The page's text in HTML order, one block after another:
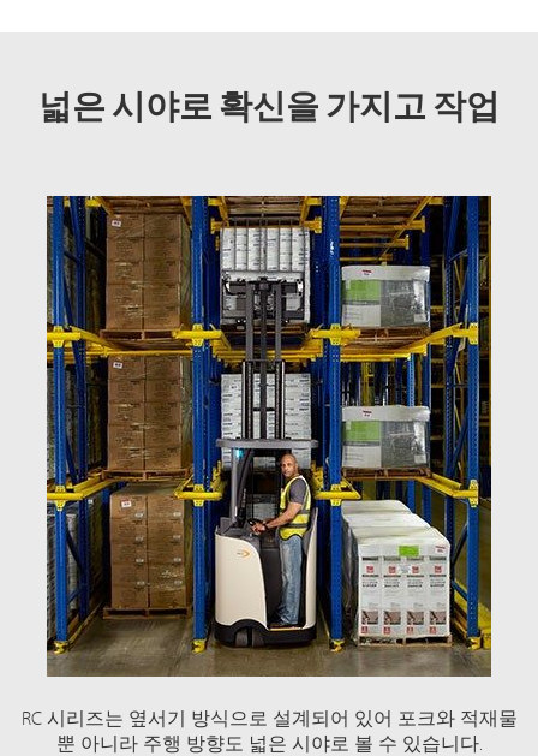
넓은 시야로 확신을 가지고 작업
RC 시리즈는 옆서기 방식으로 설계되어 있어 포크와 적재물
뿐 아니라 주행 방향도 넓은 시야로 볼 수 있습니다.